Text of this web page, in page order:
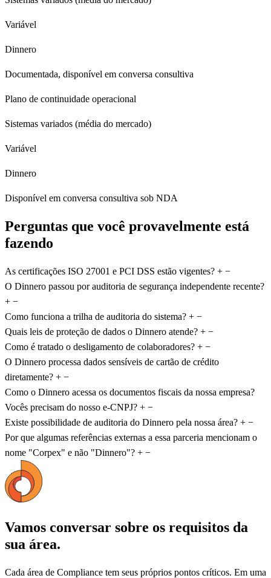
Variável
Dinnero
Documentada, disponível em conversa consultiva
Plano de continuidade operacional
Sistemas variados (média do mercado)
Variável
Dinnero
Disponível em conversa consultiva sob NDA
Perguntas que você provavelmente está
fazendo
As certificações ISO 27001 e PCI DSS estão vigentes? + −
O Dinnero passou por auditoria de segurança independente recente?
+ −
Como funciona a trilha de auditoria do sistema? + −
Quais leis de proteção de dados o Dinnero atende? + −
Como é tratado o desligamento de colaboradores? + −
O Dinnero processa dados sensíveis de cartão de crédito
diretamente? + −
Como o Dinnero acessa os documentos fiscais da nossa empresa?
Vocês precisam do nosso e-CNPJ? + −
Existe possibilidade de auditoria do Dinnero pela nossa área? + −
Por que algumas referências externas a essa parceria mencionam o
nome "Corpex" e não "Dinnero"? + −
Vamos conversar sobre os requisitos da
sua área.
Cada área de Compliance tem seus próprios pontos críticos. Em uma